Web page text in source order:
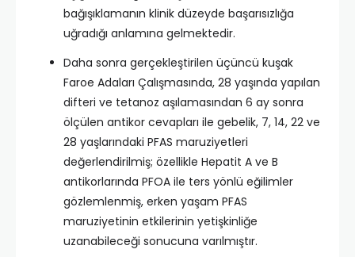
bağışıklamanın klinik düzeyde başarısızlığa
uğradığı anlamına gelmektedir.
Daha sonra gerçekleştirilen üçüncü kuşak
Faroe Adaları Çalışmasında, 28 yaşında yapılan
difteri ve tetanoz aşılamasından 6 ay sonra
ölçülen antikor cevapları ile gebelik, 7, 14, 22 ve
28 yaşlarındaki PFAS maruziyetleri
değerlendirilmiş; özellikle Hepatit A ve B
antikorlarında PFOA ile ters yönlü eğilimler
gözlemlenmiş, erken yaşam PFAS
maruziyetinin etkilerinin yetişkinliğe
uzanabileceği sonucuna varılmıştır.​